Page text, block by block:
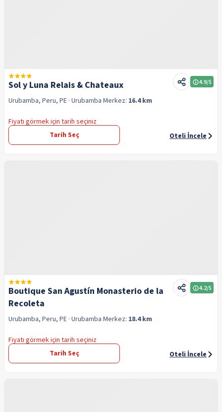
Sol y Luna Relais & Chateaux 4.9/5
Urubamba, Peru, PE · Urubamba Merkez: 16.4 km
Fiyatı görmek için tarih seçiniz
Tarih Seç
Oteli İncele
Boutique San Agustín Monasterio de la
Recoleta
4.2/5
Urubamba, Peru, PE · Urubamba Merkez: 18.4 km
Fiyatı görmek için tarih seçiniz
Tarih Seç
Oteli İncele